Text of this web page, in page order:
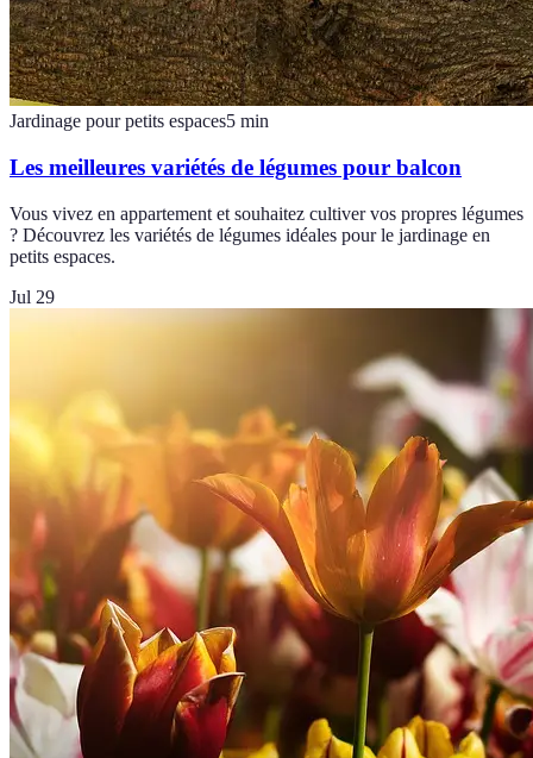
Jardinage pour petits espaces5 min
Les meilleures variétés de légumes pour balcon
Vous vivez en appartement et souhaitez cultiver vos propres légumes
? Découvrez les variétés de légumes idéales pour le jardinage en
petits espaces.
Jul 29